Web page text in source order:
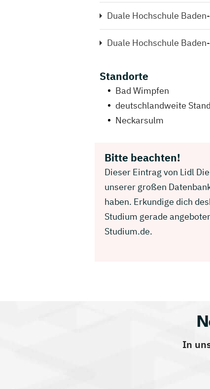
Duale Hochschule
Duale Hochschule
Standorte
Bad Wimpfen
deutschlandweite
Neckarsulm
Bitte beachten!
Dieser Eintrag von Lidl
unserer großen
haben. Erkundige dich
Studium gerade
Studium.de.
In